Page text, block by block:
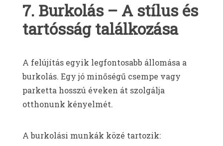
7. Burkolás – A stílus és
tartósság találkozása
A felújítás egyik legfontosabb állomása a
burkolás. Egy jó minőségű csempe vagy
parketta hosszú éveken át szolgálja
otthonunk kényelmét.
A burkolási munkák közé tartozik: